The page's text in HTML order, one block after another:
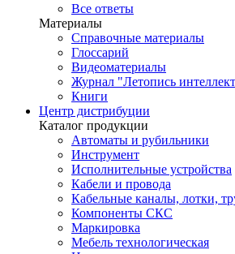
Все ответы
Материалы
Справочные материалы
Глоссарий
Видеоматериалы
Журнал "Летопись
Книги
Центр дистрибуции
Каталог продукции
Автоматы и рубильники
Инструмент
Исполнительные устройства
Кабели и провода
Кабельные каналы, лотки,
Компоненты СКС
Маркировка
Мебель технологическая